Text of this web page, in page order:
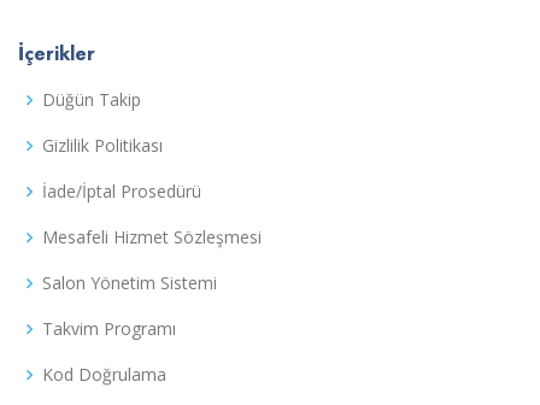
İçerikler
Düğün Takip
Gizlilik Politikası
İade/İptal Prosedürü
Mesafeli Hizmet Sözleşmesi
Salon Yönetim Sistemi
Takvim Programı
Kod Doğrulama